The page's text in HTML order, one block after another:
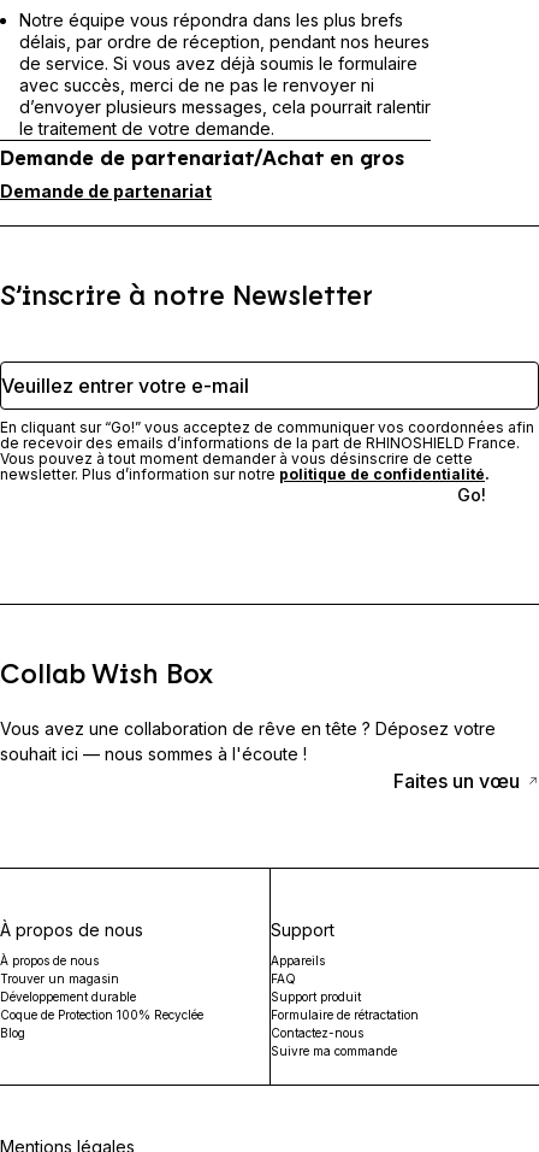
Notre équipe vous répondra dans les plus brefs
délais, par ordre de réception, pendant nos heures
de service. Si vous avez déjà soumis le formulaire
avec succès, merci de ne pas le renvoyer ni
d’envoyer plusieurs messages, cela pourrait ralentir
le traitement de votre demande.
Demande de partenariat/Achat en gros
Demande de partenariat
S’inscrire à notre Newsletter
Veuillez entrer votre e-mail
En cliquant sur “Go!” vous acceptez de communiquer vos coordonnées afin
de recevoir des emails d’informations de la part de RHINOSHIELD France.
Vous pouvez à tout moment demander à vous désinscrire de cette
newsletter. Plus d’information sur notre politique de confidentialité.
Go!
Collab Wish Box
Vous avez une collaboration de rêve en tête ? Déposez votre
souhait ici — nous sommes à l'écoute !
Faites un vœu
À propos de nous
À propos de nous
Trouver un magasin
Développement durable
Coque de Protection 100% Recyclée
Blog
Support
Appareils
FAQ
Support produit
Formulaire de rétractation
Contactez-nous
Suivre ma commande
Mentions légales